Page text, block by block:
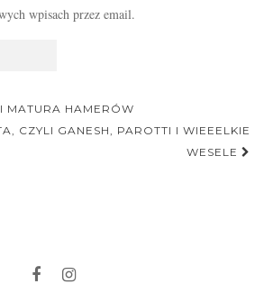
wpisach przez email.
MATURA HAMERÓW
CZYLI GANESH, PAROTTI I WIEEELKIE
WESELE